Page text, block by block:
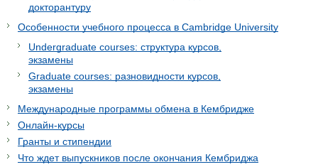
докторантуру
Особенности учебного процесса в Cambridge University
Undergraduate courses: структура курсов,
экзамены
Graduate courses: разновидности курсов,
экзамены
Международные программы обмена в Кембридже
Онлайн-курсы
Гранты и стипендии
Что ждет выпускников после окончания Кембриджа